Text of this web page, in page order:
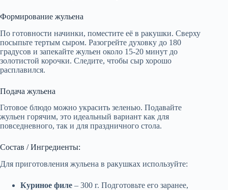
Формирование жульена
По готовности начинки, поместите её в ракушки. Сверху
посыпьте тертым сыром. Разогрейте духовку до 180
градусов и запекайте жульен около 15-20 минут до
золотистой корочки. Следите, чтобы сыр хорошо
расплавился.
Подача жульена
Готовое блюдо можно украсить зеленью. Подавайте
жульен горячим, это идеальный вариант как для
повседневного, так и для праздничного стола.
Состав / Ингредиенты:
Для приготовления жульена в ракушках используйте:
Куриное филе – 300 г. Подготовьте его заранее,